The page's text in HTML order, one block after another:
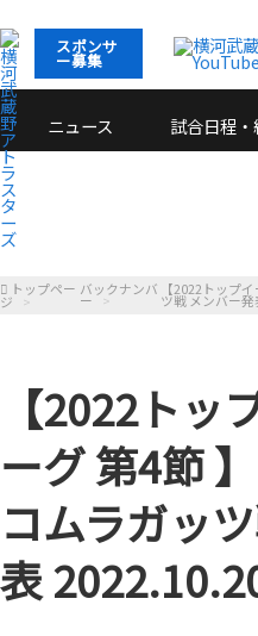
スポンサ
ー募集
ニュース 試合日程・
トップペー
ジ
バックナンバ
ー
【2022トップ
ツ戦 メンバー
【2022トッ
ーグ 第4節
コムラガッ
表